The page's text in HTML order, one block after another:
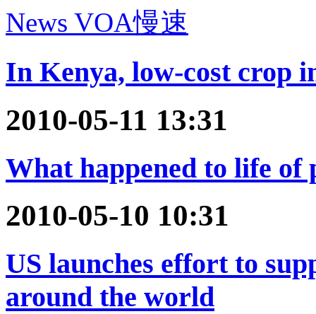
News VOA慢速
In Kenya, low-cost crop
2010-05-11 13:31
What happened to life of
2010-05-10 10:31
US launches effort to
around the world